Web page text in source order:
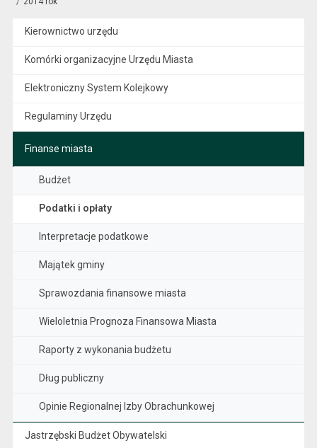
Kierownictwo urzędu
Komórki organizacyjne Urzędu Miasta
Elektroniczny System Kolejkowy
Regulaminy Urzędu
Finanse miasta
Budżet
Podatki i opłaty
Interpretacje podatkowe
Majątek gminy
Sprawozdania finansowe miasta
Wieloletnia Prognoza Finansowa Miasta
Raporty z wykonania budżetu
Dług publiczny
Opinie Regionalnej Izby Obrachunkowej
Jastrzębski Budżet Obywatelski